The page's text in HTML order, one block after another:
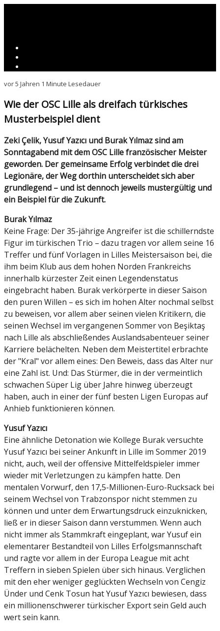
vor 5 Jahren 1 Minute Lesedauer
Wie der OSC Lille als dreifach türkisches
Musterbeispiel dient
Zeki Çelik, Yusuf Yazıcı und Burak Yılmaz sind am
Sonntagabend mit dem OSC Lille französischer Meister
geworden. Der gemeinsame Erfolg verbindet die drei
Legionäre, der Weg dorthin unterscheidet sich aber
grundlegend – und ist dennoch jeweils mustergültig und
ein Beispiel für die Zukunft.
Burak Yılmaz
Keine Frage: Der 35-jährige Angreifer ist die schillerndste
Figur im türkischen Trio – dazu tragen vor allem seine 16
Treffer und fünf Vorlagen in Lilles Meistersaison bei, die
ihm beim Klub aus dem hohen Norden Frankreichs
innerhalb kürzester Zeit einen Legendenstatus
eingebracht haben. Burak verkörperte in dieser Saison
den puren Willen – es sich im hohen Alter nochmal selbst
zu beweisen, vor allem aber seinen vielen Kritikern, die
seinen Wechsel im vergangenen Sommer von Beşiktaş
nach Lille als abschließendes Auslandsabenteuer seiner
Karriere belächelten. Neben dem Meistertitel erbrachte
der "Kral" vor allem eines: Den Beweis, dass das Alter nur
eine Zahl ist. Und: Das Stürmer, die in der vermeintlich
schwachen Süper Lig über Jahre hinweg überzeugt
haben, auch in einer der fünf besten Ligen Europas auf
Anhieb funktionieren können.
Yusuf Yazıcı
Eine ähnliche Detonation wie Kollege Burak versuchte
Yusuf Yazıcı bei seiner Ankunft in Lille im Sommer 2019
nicht, auch, weil der offensive Mittelfeldspieler immer
wieder mit Verletzungen zu kämpfen hatte. Den
mentalen Vorwurf, den 17,5-Millionen-Euro-Rucksack bei
seinem Wechsel von Trabzonspor nicht stemmen zu
können und unter dem Erwartungsdruck einzuknicken,
ließ er in dieser Saison dann verstummen. Wenn auch
nicht immer als Stammkraft eingeplant, war Yusuf ein
elementarer Bestandteil von Lilles Erfolgsmannschaft
und ragte vor allem in der Europa League mit acht
Treffern in sieben Spielen über sich hinaus. Verglichen
mit den eher weniger geglückten Wechseln von Cengiz
Ünder und Cenk Tosun hat Yusuf Yazıcı bewiesen, dass
ein millionenschwerer türkischer Export sein Geld auch
wert sein kann.